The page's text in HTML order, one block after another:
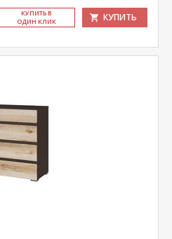
КУ­ПИТЬ В
ОДИН КЛИК
КУПИТЬ